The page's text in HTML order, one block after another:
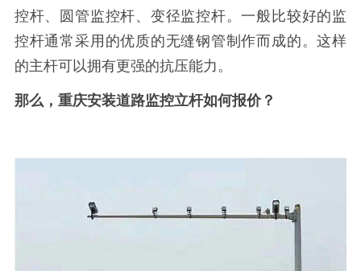
控杆、圆管监控杆、变径监控杆。一般比较好的监
控杆通常采用的优质的无缝钢管制作而成的。这样
的主杆可以拥有更强的抗压能力。
那么，重庆安装道路监控立杆如何报价？